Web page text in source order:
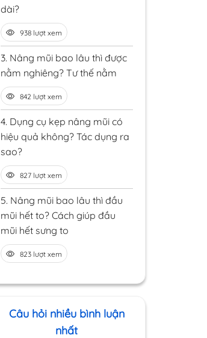
dài?
938 lượt xem
3. Nâng mũi bao lâu thì được
nằm nghiêng? Tư thế nằm
842 lượt xem
4. Dụng cụ kẹp nâng mũi có
hiệu quả không? Tác dụng ra
sao?
827 lượt xem
5. Nâng mũi bao lâu thì đầu
mũi hết to? Cách giúp đầu
mũi hết sưng to
823 lượt xem
Câu hỏi nhiều bình luận
nhất